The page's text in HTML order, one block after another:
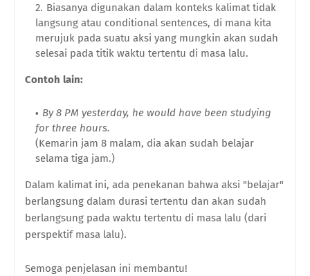
Biasanya digunakan dalam konteks kalimat tidak
langsung atau conditional sentences, di mana kita
merujuk pada suatu aksi yang mungkin akan sudah
selesai pada titik waktu tertentu di masa lalu.
Contoh lain:
By 8 PM yesterday, he would have been studying
for three hours.
(Kemarin jam 8 malam, dia akan sudah belajar
selama tiga jam.)
Dalam kalimat ini, ada penekanan bahwa aksi "belajar"
berlangsung dalam durasi tertentu dan akan sudah
berlangsung pada waktu tertentu di masa lalu (dari
perspektif masa lalu).
Semoga penjelasan ini membantu!